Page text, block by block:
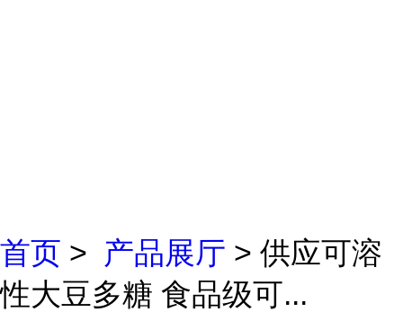
首页 > 产品展厅 > 供应可溶
性大豆多糖 食品级可...